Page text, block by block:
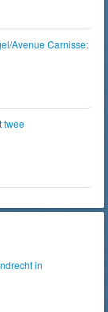
Avenue Carnisse:
twee
in